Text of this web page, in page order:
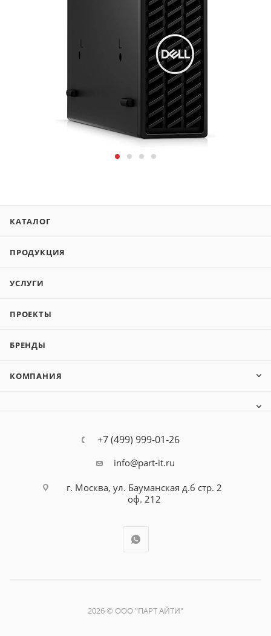
КАТАЛОГ
ПРОДУКЦИЯ
УСЛУГИ
ПРОЕКТЫ
БРЕНДЫ
КОМПАНИЯ
+7 (499) 999-01-26
info@part-it.ru
г. Москва, ул. Бауманская д.6 стр. 2
оф. 212
2026 © ООО "ПАРТ АЙТИ"